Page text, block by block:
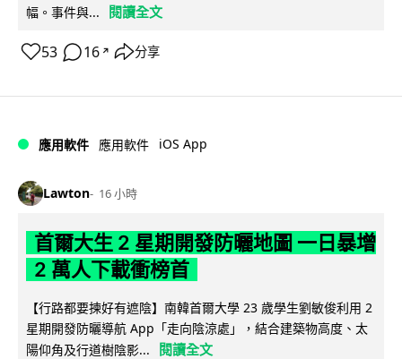
幅。事件與...
閱讀全文
53 16 ↗ 分享
應用軟件 應用軟件 iOS App
Lawton 16 小時
首爾大生 2 星期開發防曬地圖 一日暴增
2 萬人下載衝榜首
【行路都要揀好有遮陰】南韓首爾大學 23 歲學生劉敏俊利用 2
星期開發防曬導航 App「走向陰涼處」，結合建築物高度、太
陽仰角及行道樹陰影...
閱讀全文